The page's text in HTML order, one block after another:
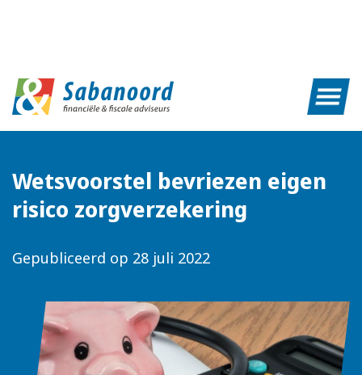
Wetsvoorstel bevriezen eigen
risico zorgverzekering
Gepubliceerd op 28 juli 2022